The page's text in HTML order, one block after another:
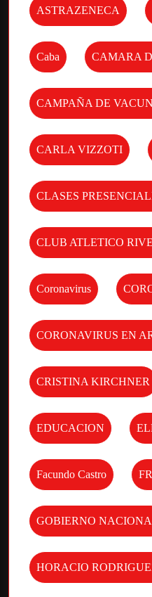
ASTRAZENECA
Caba CAMARA
CAMPAÑA DE
CARLA VIZZOTI
CLASES
CLUB ATLETICO
Coronavirus
CORONAVIRUS EN
CRISTINA KIRCHNER
EDUCACION
Facundo Castro
GOBIERNO
HORACIO